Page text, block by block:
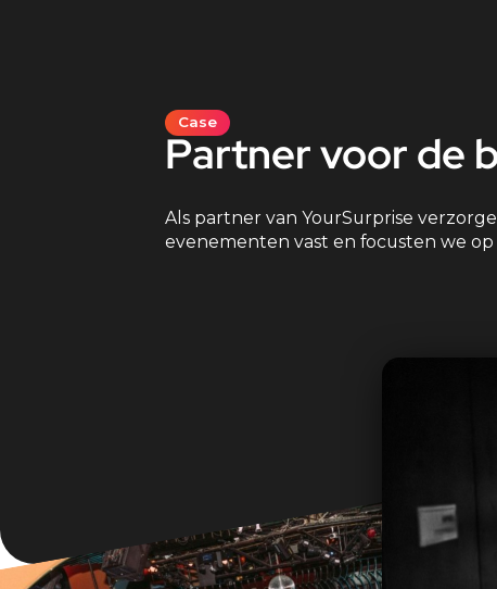
Case
Partner voor de
Als partner van YourSurprise
evenementen vast en focusten we